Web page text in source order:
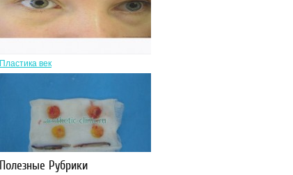
Пластика век
Полезные Рубрики